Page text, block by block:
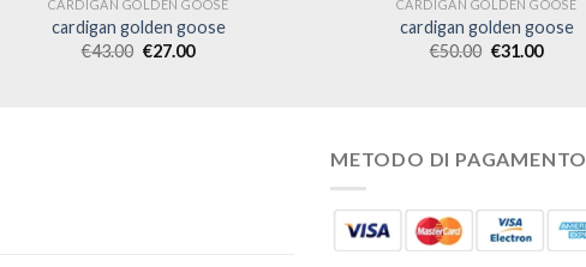
CARDIGAN GOLDEN GOOSE
cardigan golden goose
€43.00 €27.00
CARDIGAN GOLDEN GOOSE
cardigan golden goose
€50.00 €31.00
METODO DI PAGAMENTO